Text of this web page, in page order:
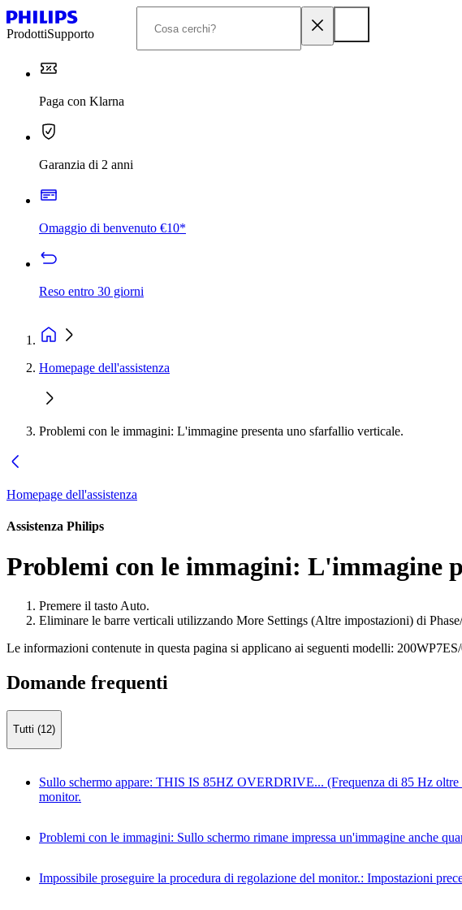
ProdottiSupporto
Paga con Klarna
Garanzia di 2 anni
Omaggio di benvenuto €10*
Reso entro 30 giorni
Homepage dell'assistenza
Problemi con le immagini: L'immagine presenta uno sfarfallio verticale.
Homepage dell'assistenza
Assistenza Philips
Problemi con le immagini: L'immagine
Premere il tasto Auto.
Eliminare le barre verticali utilizzando More Settings (Altre impostazioni) di
Le informazioni contenute in questa pagina si applicano ai seguenti modelli: 200WP7ES/
Domande frequenti
Tutti (12)
Sullo schermo appare: THIS IS 85HZ OVERDRIVE... (Frequenza di 85 Hz
monitor.
Problemi con le immagini: Sullo schermo rimane impressa un'immagine anche
Impossibile proseguire la procedura di regolazione del monitor.: Impostazioni